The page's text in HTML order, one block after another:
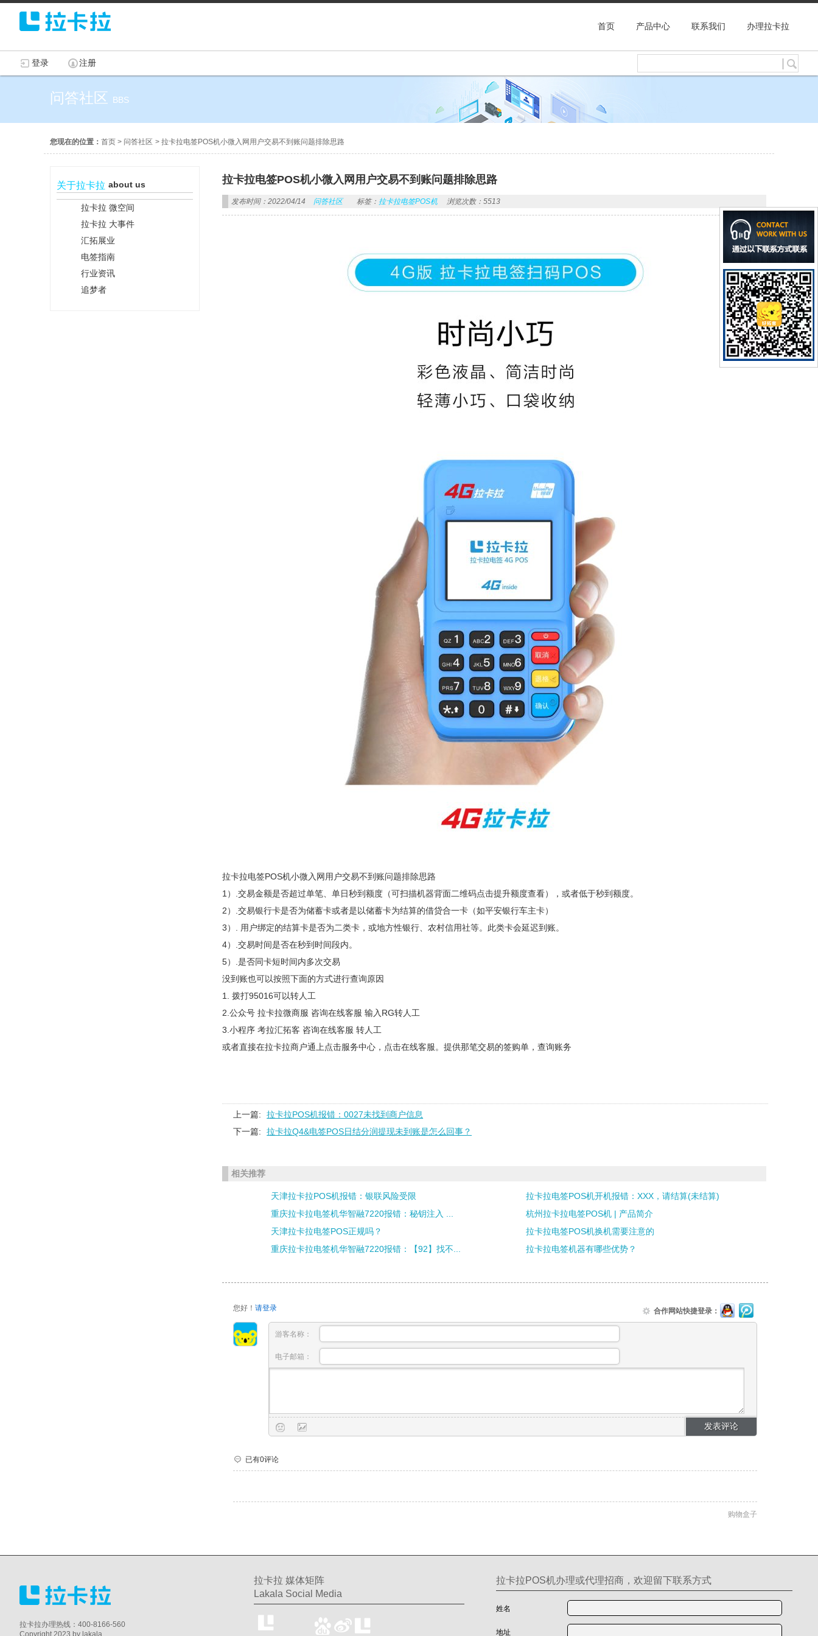
首页 产品中心 联系我们 办理拉卡拉
登录 注册
问答社区 BBS
您现在的位置： 首页 > 问答社区 > 拉卡拉电签POS机小微入网用户交易不到账问题排除思路
关于拉卡拉 about us
拉卡拉 微空间
拉卡拉 大事件
汇拓展业
电签指南
行业资讯
追梦者
拉卡拉电签POS机小微入网用户交易不到账问题排除思路
发布时间：2022/04/14 问答社区 标签： 拉卡拉电签POS机 浏览次数：5513
拉卡拉电签POS机小微入网用户交易不到账问题排除思路
1）.交易金额是否超过单笔、单日秒到额度（可扫描机器背面二维码点击提升额度查看），或者低于秒到额度。
2）.交易银行卡是否为储蓄卡或者是以储蓄卡为结算的借贷合一卡（如平安银行车主卡）
3）. 用户绑定的结算卡是否为二类卡，或地方性银行、农村信用社等。此类卡会延迟到账。
4）.交易时间是否在秒到时间段内。
5）.是否同卡短时间内多次交易
没到账也可以按照下面的方式进行查询原因
1. 拨打95016可以转人工
2.公众号 拉卡拉微商服 咨询在线客服 输入RG转人工
3.小程序 考拉汇拓客 咨询在线客服 转人工
或者直接在拉卡拉商户通上点击服务中心，点击在线客服。提供那笔交易的签购单，查询账务
上一篇:
拉卡拉POS机报错：0027未找到商户信息
下一篇:
拉卡拉Q4&电签POS日结分润提现未到账是怎么回事？
相关推荐
天津拉卡拉POS机报错：银联风险受限
拉卡拉电签POS机开机报错：XXX，请结算(未结算)
重庆拉卡拉电签机华智融7220报错：秘钥注入 ...
杭州拉卡拉电签POS机 | 产品简介
天津拉卡拉电签POS正规吗？
拉卡拉电签POS机换机需要注意的
重庆拉卡拉电签机华智融7220报错：【92】找不...
拉卡拉电签机器有哪些优势？
您好！请登录 合作网站快捷登录：
游客名称：
电子邮箱：
已有0评论
购物盒子
拉卡拉办理热线：400-8166-560
Copyright 2023 by lakala
拉卡拉 媒体矩阵
Lakala Social Media
拉卡拉POS机办理或代理招商，欢迎留下联系方式
姓名
地址